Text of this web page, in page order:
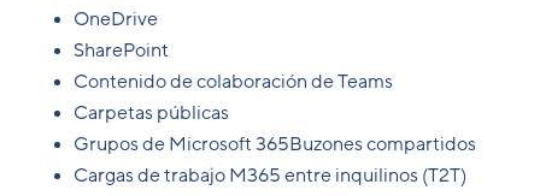
OneDrive
SharePoint
Contenido de colaboración de Teams
Carpetas públicas
Grupos de Microsoft 365Buzones compartidos
Cargas de trabajo M365 entre inquilinos (T2T)